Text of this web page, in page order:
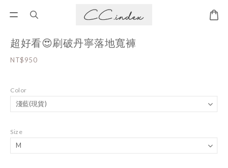
超好看😍刷破丹寧落地寬褲
NT$950
Color
Size